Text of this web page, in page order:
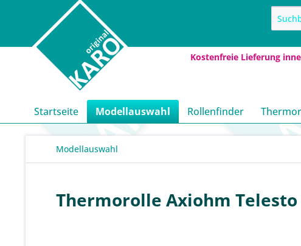
Kostenfreie Lieferung
Startseite Modellauswahl Rollenfinder
Modellauswahl
Thermorolle Axiohm Telesto